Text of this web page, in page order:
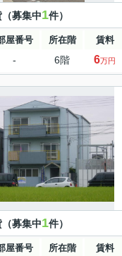
募集中1件）
屋番号 所在階 賃料
- 6階 6万円
募集中1件）
屋番号 所在階 賃料